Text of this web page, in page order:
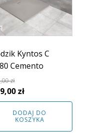
Kyntos C
Cemento
zł
zł.
złAktualna
cena
wynosi:
DODAJ DO
KOSZYKA